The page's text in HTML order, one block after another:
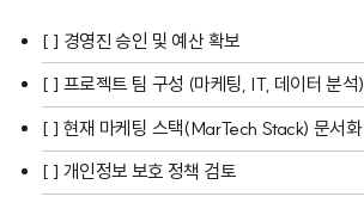
[ ] 경영진 승인 및 예산 확보
[ ] 프로젝트 팀 구성 (마케팅, IT, 데이터 분석)
[ ] 현재 마케팅 스택(MarTech Stack) 문서화
[ ] 개인정보 보호 정책 검토